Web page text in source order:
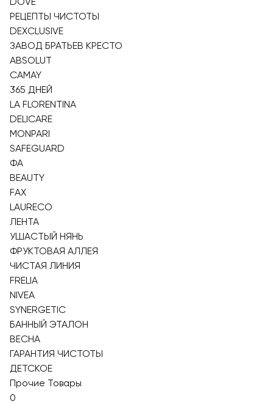
РЕЦЕПТЫ ЧИСТОТЫ
DEXCLUSIVE
ЗАВОД БРАТЬЕВ КРЕСТО
ABSOLUT
CAMAY
365 ДНЕЙ
LA FLORENTINA
DELICARE
MONPARI
SAFEGUARD
ФА
BEAUTY
FAX
LAURECO
ЛЕНТА
УШАСТЫЙ НЯНЬ
ФРУКТОВАЯ АЛЛЕЯ
ЧИСТАЯ ЛИНИЯ
FRELIA
NIVEA
SYNERGETIC
БАННЫЙ ЭТАЛОН
ВЕСНА
ГАРАНТИЯ ЧИСТОТЫ
ДЕТСКОЕ
Прочие Товары
0